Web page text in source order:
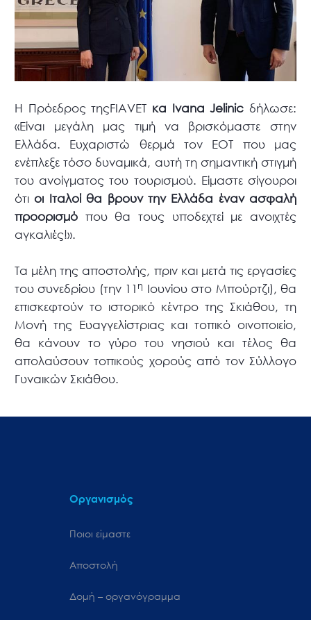
Η Πρόεδρος τηςFIAVET κα Ivana Jelinic δήλωσε:
«Είναι μεγάλη μας τιμή να βρισκόμαστε στην
Ελλάδα. Ευχαριστώ θερμά τον ΕΟΤ που μας
ενέπλεξε τόσο δυναμικά, αυτή τη σημαντική στιγμή
του ανοίγματος του τουρισμού. Είμαστε σίγουροι
ότιοι Ιταλοί θα βρουν την Ελλάδα έναν ασφαλή
προορισμό που θα τους υποδεχτεί με ανοιχτές
αγκαλιές!».
Τα μέλη της αποστολής, πριν και μετά τις εργασίες
του συνεδρίου (την 11 η Ιουνίου στο Μπούρτζι), θα
επισκεφτούν το ιστορικό κέντρο της Σκιάθου, τη
Μονή της Ευαγγελίστριας και τοπικό οινοποιείο,
θα κάνουν το γύρο του νησιού και τέλος θα
απολαύσουν τοπικούς χορούς από τον Σύλλογο
Γυναικών Σκιάθου.
Οργανισμός
Ποιοι είμαστε
Αποστολή
Δομή – οργανόγραμμα